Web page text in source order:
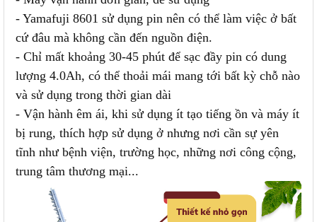
- Yamafuji 8601 sử dụng pin nên có thể làm việc ở bất
cứ đâu mà không cần đến nguồn điện.
- Chỉ mất khoảng 30-45 phút để sạc đầy pin có dung
lượng 4.0Ah, có thể thoải mái mang tới bất kỳ chỗ nào
và sử dụng trong thời gian dài
- Vận hành êm ái, khi sử dụng ít tạo tiếng ồn và máy ít
bị rung, thích hợp sử dụng ở nhưng nơi cần sự yên
tĩnh như bệnh viện, trường học, những nơi công cộng,
trung tâm thương mại...